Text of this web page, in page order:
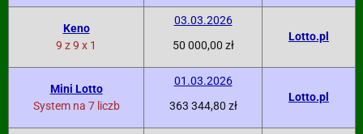
Keno
9 z 9 x 1
03.03.2026
50 000,00 zł
Lotto.pl
Mini Lotto
System na 7 liczb
01.03.2026
363 344,80 zł
Lotto.pl